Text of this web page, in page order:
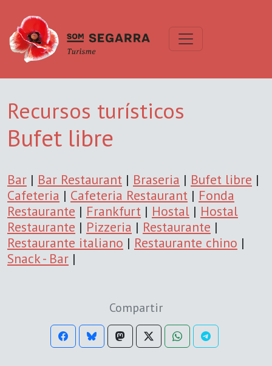
Recursos turísticos
Bufet libre
Bar | Bar Restaurant | Braseria | Bufet libre |
Cafeteria | Cafeteria Restaurant | Fonda
Restaurante | Frankfurt | Hostal | Hostal
Restaurante | Pizzeria | Restaurante |
Restaurante italiano | Restaurante chino |
Snack - Bar |
Compartir